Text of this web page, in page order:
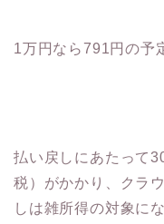
1万円なら791円の予
払い戻しにあたって
税）がかかり、クラ
しは雑所得の対象に